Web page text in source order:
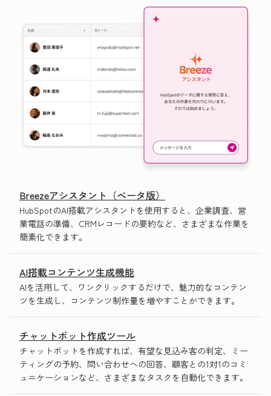
Breezeアシスタント（ベータ版）
HubSpotのAI搭載アシスタントを使用すると、企業調査、営
業電話の準備、CRMレコードの要約など、さまざまな作業を
簡素化できます。
AI搭載コンテンツ生成機能
AIを活用して、ワンクリックするだけで、魅力的なコンテン
ツを生成し、コンテンツ制作量を増やすことができます。
チャットボット作成ツール
チャットボットを作成すれば、有望な見込み客の判定、ミー
ティングの予約、問い合わせへの回答、顧客との1対1のコミ
ュニケーションなど、さまざまなタスクを自動化できます。